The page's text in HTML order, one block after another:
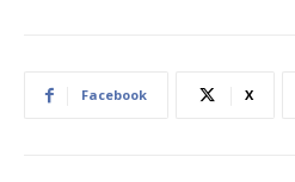
Facebook X